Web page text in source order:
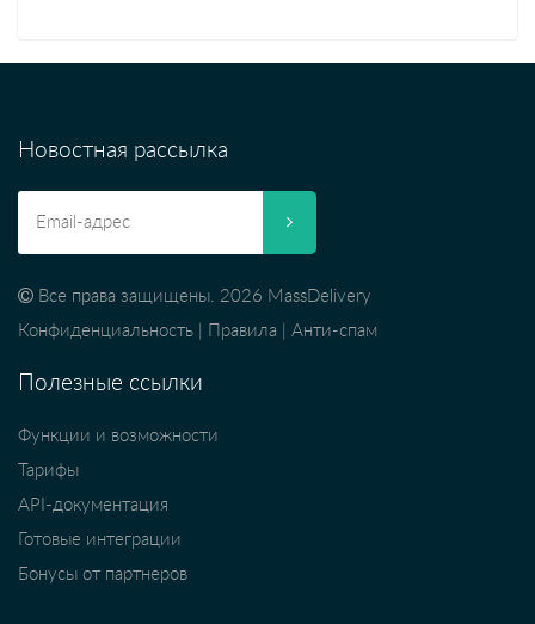
Новостная рассылка
Все права защищены. 2026 MassDelivery
Конфиденциальность
Правила Анти-спам
Полезные ссылки
Функции и возможности
Тарифы
API-документация
Готовые интеграции
Бонусы от партнеров